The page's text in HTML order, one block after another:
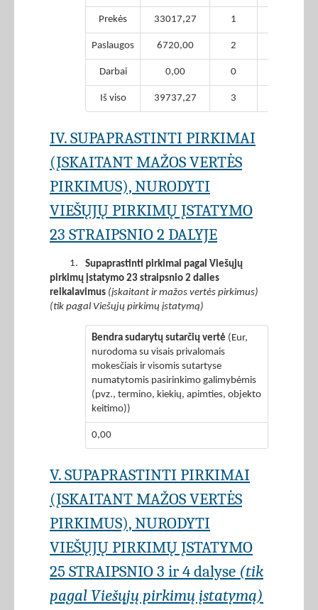
Prekės 33017,27 1
Paslaugos 6720,00 2
Darbai 0,00 0
Iš viso 39737,27 3
IV. SUPAPRASTINTI PIRKIMAI
(ĮSKAITANT MAŽOS VERTĖS
PIRKIMUS), NURODYTI
VIEŠŲJŲ PIRKIMŲ ĮSTATYMO
23 STRAIPSNIO 2 DALYJE
1.
Supaprastinti pirkimai pagal Viešųjų
pirkimų įstatymo 23 straipsnio 2 dalies
reikalavimus (įskaitant ir mažos vertės pirkimus)
(tik pagal Viešųjų pirkimų įstatymą)
Bendra sudarytų sutarčių vertė (Eur,
nurodoma su visais privalomais
mokesčiais ir visomis sutartyse
numatytomis pasirinkimo galimybėmis
(pvz., termino, kiekių, apimties, objekto
keitimo))
0,00
V. SUPAPRASTINTI PIRKIMAI
(ĮSKAITANT MAŽOS VERTĖS
PIRKIMUS), NURODYTI
VIEŠŲJŲ PIRKIMŲ ĮSTATYMO
25 STRAIPSNIO 3 ir 4 dalyse (tik
pagal Viešųjų pirkimų įstatymą)